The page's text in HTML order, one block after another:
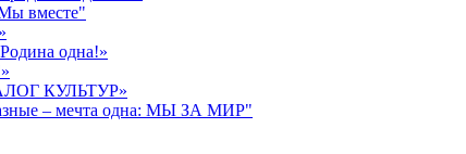
вместе"
одна!»
КУЛЬТУР»
– мечта одна: МЫ ЗА МИР"